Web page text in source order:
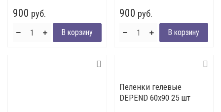
900 руб. 900 руб.
Пеленки гелевые
DEPEND 60х90 25 шт